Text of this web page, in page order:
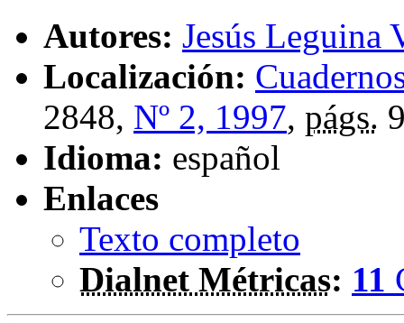
Autores: Jesús Leguina
Localización:
2848, Nº 2, 1997, págs.
Idioma: español
Enlaces
Texto completo
Dialnet Métricas: 11